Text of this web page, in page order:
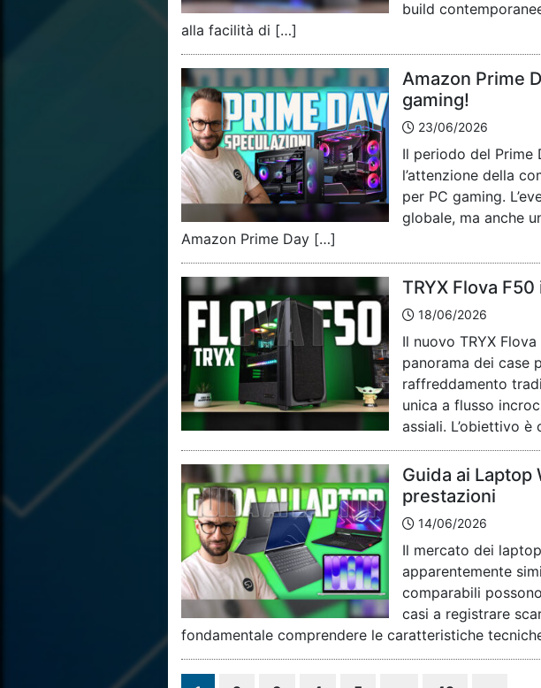
build
alla facilità di […]
Amazon Prime
gaming!
23/06/2026
Il periodo del Prime
l’attenzione della
per PC gaming.
globale, ma anche
Amazon Prime Day […]
TRYX Flova
18/06/2026
Il nuovo TRYX
panorama dei case
raffreddamento
unica a flusso
assiali. L’obiettivo
Guida ai
prestazioni
14/06/2026
Il mercato dei
apparentemente
comparabili
casi a registrare
fondamentale comprendere le caratteristiche